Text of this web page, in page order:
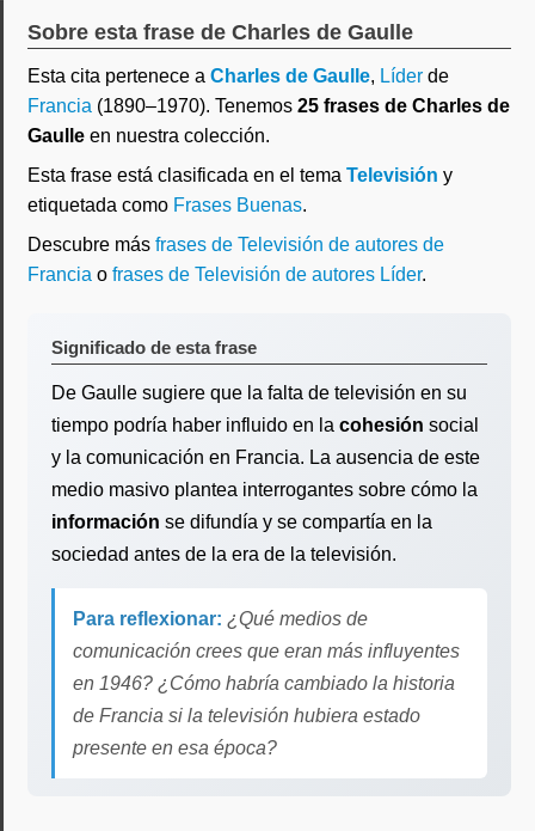
Sobre esta frase de Charles de Gaulle
Esta cita pertenece a Charles de Gaulle, Líder de
Francia (1890–1970). Tenemos 25 frases de Charles de
Gaulle en nuestra colección.
Esta frase está clasificada en el tema Televisión y
etiquetada como Frases Buenas.
Descubre más frases de Televisión de autores de
Francia o frases de Televisión de autores Líder.
Significado de esta frase
De Gaulle sugiere que la falta de televisión en su
tiempo podría haber influido en la cohesión social
y la comunicación en Francia. La ausencia de este
medio masivo plantea interrogantes sobre cómo la
información se difundía y se compartía en la
sociedad antes de la era de la televisión.
Para reflexionar: ¿Qué medios de
comunicación crees que eran más influyentes
en 1946? ¿Cómo habría cambiado la historia
de Francia si la televisión hubiera estado
presente en esa época?